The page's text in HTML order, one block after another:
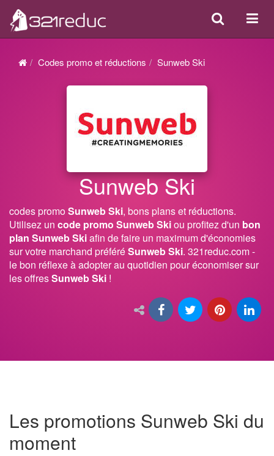
ou
Search
Codes promo et réductions Sunweb Ski
Sunweb Ski
codes promoSunweb Ski, bons plans et réductions.
Utilisez un code promo Sunweb Skiou profitez d'un bon
plan Sunweb Skiafin de faire un maximum d'économies
sur votre marchand préféréSunweb Ski. 321reduc.com -
le bon réflexe à adopter au quotidien pour économiser sur
les offresSunweb Ski !
Les promotions Sunweb Ski du
moment